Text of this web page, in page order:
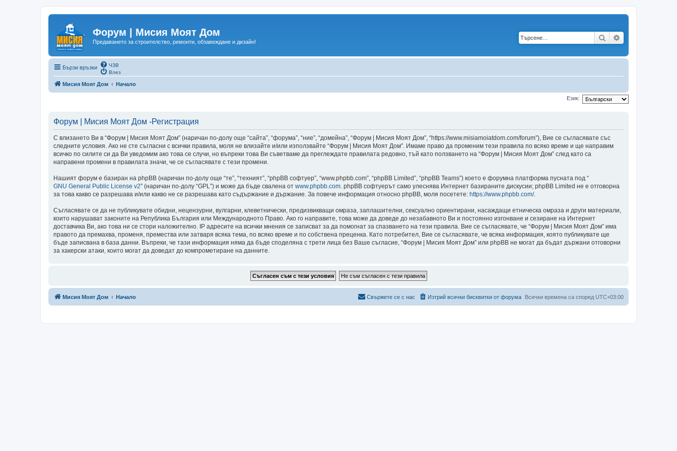
Форум | Мисия Моят Дом
Предаването за строителство, ремонти, обзавеждане и дизайн! Търсене
Бързи връзки
ЧЗВ
Влез
Мисия Моят Дом Начало
Език:
Форум | Мисия Моят Дом -Регистрация
С влизането Ви в “Форум | Мисия Моят Дом” (наричан по-долу още “сайта”, “форума”, “ние”, “домейна”, “Форум | Мисия Моят Дом”, “https://www.misiamoiatdom.com/forum”), Вие се съгласявате със
следните условия. Ако не сте съгласни с всички правила, моля не влизайте и/или използвайте “Форум | Мисия Моят Дом”. Имаме право да променим тези правила по всяко време и ще направим
всичко по силите си да Ви уведомим ако това се случи, но въпреки това Ви съветваме да преглеждате правилата редовно, тъй като ползването на “Форум | Мисия Моят Дом” след като са
направени промени в правилата значи, че се съгласявате с тези промени.
Нашият форум е базиран на phpBB (наричан по-долу още “те”, “техният”, “phpBB софтуер”, “www.phpbb.com”, “phpBB Limited”, “phpBB Teams”) което е форумна платформа пусната под “
GNU General Public License v2” (наричан по-долу “GPL”) и може да бъде свалена от www.phpbb.com. phpBB софтуерът само улеснява Интернет базираните дискусии; phpBB Limited не е отговорна
за това какво се разрешава и/или какво не се разрешава като съдържание и държание. За повече информация относно phpBB, моля посетете: https://www.phpbb.com/.
Съгласявате се да не публикувате обидни, нецензурни, вулгарни, клеветнически, предизвикващи омраза, заплашителни, сексуално ориентирани, насаждащи етническа омраза и други материали,
които нарушават законите на Република България или Международното Право. Ако го направите, това може да доведе до незабавното Ви и постоянно изгонване и сезиране на Интернет
доставчика Ви, ако това ни се стори наложително. IP адресите на всички мнения се записват за да помогнат за спазването на тези правила. Вие се съгласявате, че “Форум | Мисия Моят Дом” има
правото да премахва, променя, премества или затваря всяка тема, по всяко време и по собствена преценка. Като потребител, Вие се съгласявате, че всяка информация, която публикувате ще
бъде записвана в база данни. Въпреки, че тази информация няма да бъде споделяна с трети лица без Ваше съгласие, “Форум | Мисия Моят Дом” или phpBB не могат да бъдат държани отговорни
за хакерски атаки, които могат да доведат до компрометиране на данните.
Мисия Моят Дом Начало Всички времена са според UTC+03:00
Изтрий всички бисквитки от форума
Свържете се с нас